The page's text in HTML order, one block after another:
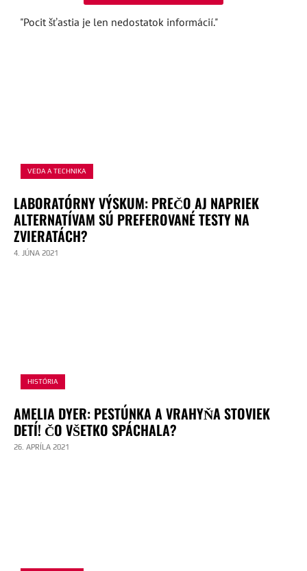
"Pocit šťastia je len nedostatok informácií."
VEDA A TECHNIKA
LABORATÓRNY VÝSKUM: PREČO AJ NAPRIEK
ALTERNATÍVAM SÚ PREFEROVANÉ TESTY NA
ZVIERATÁCH?
4. JÚNA 2021
HISTÓRIA
AMELIA DYER: PESTÚNKA A VRAHYŇA STOVIEK
DETÍ! ČO VŠETKO SPÁCHALA?
26. APRÍLA 2021